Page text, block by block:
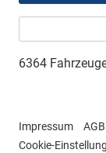
6364
Impressum AGB
Cookie-